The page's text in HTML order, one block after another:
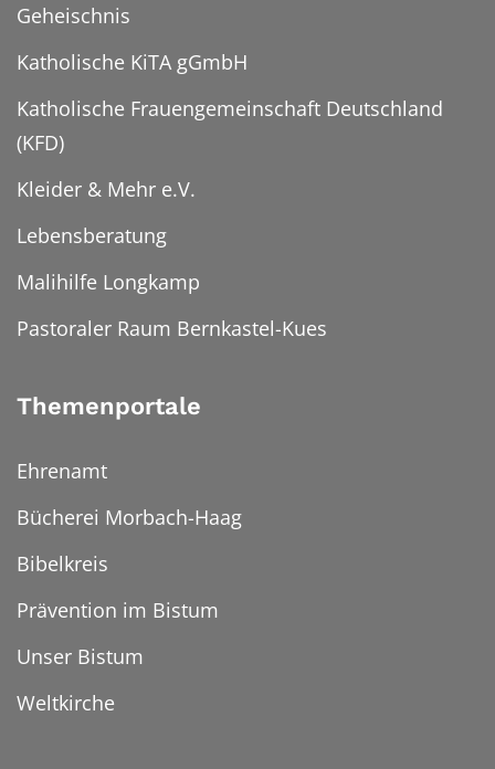
Geheischnis
Katholische KiTA gGmbH
Katholische Frauengemeinschaft Deutschland
(KFD)
Kleider & Mehr e.V.
Lebensberatung
Malihilfe Longkamp
Pastoraler Raum Bernkastel-Kues
Themenportale
Ehrenamt
Bücherei Morbach-Haag
Bibelkreis
Prävention im Bistum
Unser Bistum
Weltkirche